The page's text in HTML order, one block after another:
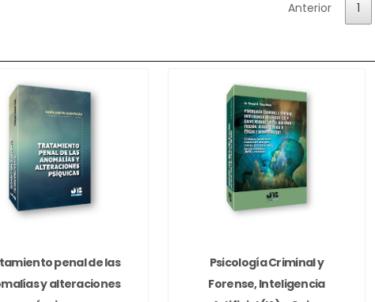
Anterior 1
penal de las
y alteraciones
Psicología Criminal y
Forense, Inteligencia